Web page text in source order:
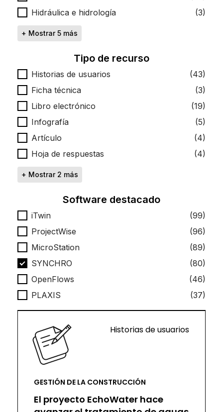
Hidráulica e hidrología
(3)
+ Mostrar 5 más
Tipo de recurso
Tipo de recurso
Historias de usuarios
(43)
Ficha técnica
(3)
Libro electrónico
(19)
Infografía
(5)
Artículo
(4)
Hoja de respuestas
(4)
+ Mostrar 2 más
Software destacado
Software destacado
iTwin
(99)
ProjectWise
(96)
MicroStation
(89)
SYNCHRO
(80)
OpenFlows
(46)
PLAXIS
(37)
Historias de usuarios
GESTIÓN DE LA CONSTRUCCIÓN
El proyecto EchoWater hace